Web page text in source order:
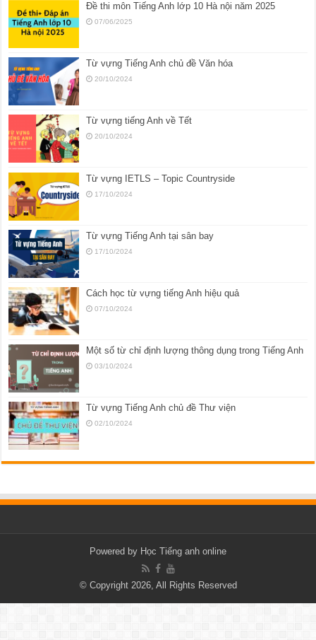
Đề thi môn Tiếng Anh lớp 10 Hà nội năm 2025
07/06/2025
Từ vựng Tiếng Anh chủ đề Văn hóa
20/10/2024
Từ vựng tiếng Anh về Tết
20/10/2024
Từ vựng IETLS – Topic Countryside
17/10/2024
Từ vựng Tiếng Anh tại sân bay
17/10/2024
Cách học từ vựng tiếng Anh hiệu quả
07/10/2024
Một số từ chỉ định lượng thông dụng trong Tiếng Anh
03/10/2024
Từ vựng Tiếng Anh chủ đề Thư viện
02/10/2024
Powered by Học Tiếng anh online
© Copyright 2026, All Rights Reserved